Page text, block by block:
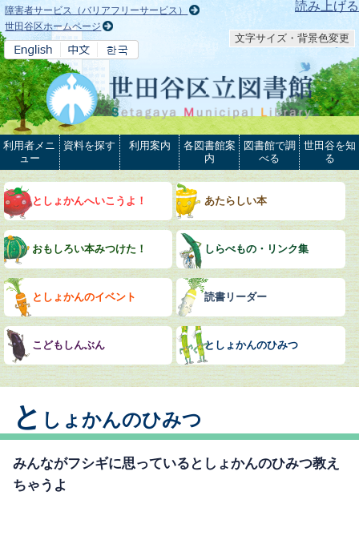
本文へ 読み上げる
障害者サービス（バリアフリーサービス）
世田谷区ホームページ
文字サイズ・背景色変更
利用者メニ
ュー
資料を探す 利用案内
各図書館案
内
図書館で調
べる
世田谷を知
る
と しょかんのひみつ
みんながフシギに思っているとしょかんのひみつ教え
ちゃうよ
としょかんへいこうよ！ あたらしい本
おもしろい本みつけた！ しらべもの・リンク集
としょかんのイベント 読書リーダー
こどもしんぶん としょかんのひみつ